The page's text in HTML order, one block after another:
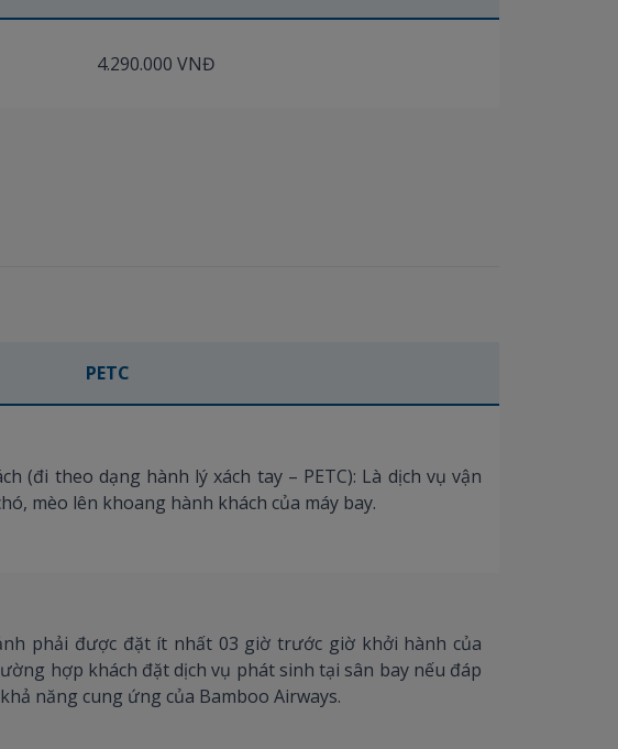
4.290.000 VNĐ
PETC
(đi theo dạng hành lý xách tay – PETC): Là dịch vụ vận
mèo lên khoang hành khách của máy bay.
phải được đặt ít nhất 03 giờ trước giờ khởi hành của
hợp khách đặt dịch vụ phát sinh tại sân bay nếu đáp
năng cung ứng của Bamboo Airways.